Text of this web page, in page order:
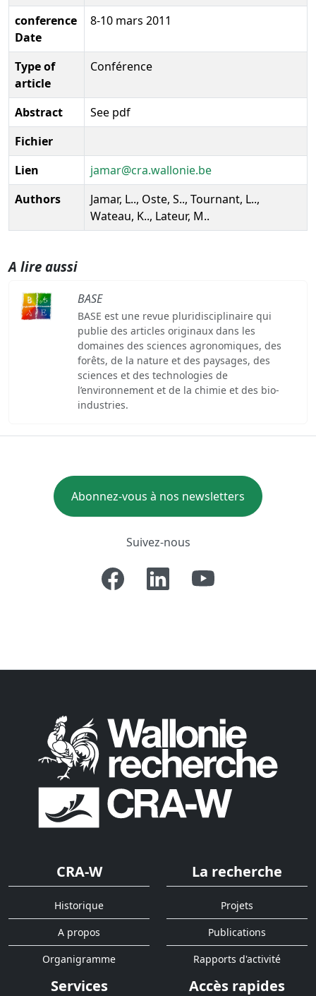
conference
Date
8-10 mars 2011
Type of
article
Conférence
Abstract
See pdf
Fichier
Lien
jamar@cra.wallonie.be
Authors
Jamar, L.., Oste, S.., Tournant, L..,
Wateau, K.., Lateur, M..
A lire aussi
BASE
BASE est une revue pluridisciplinaire qui
publie des articles originaux dans les
domaines des sciences agronomiques, des
forêts, de la nature et des paysages, des
sciences et des technologies de
l’environnement et de la chimie et des bio-
industries.
Abonnez-vous à nos newsletters
Suivez-nous
CRA-W
Historique
A propos
Organigramme
La recherche
Projets
Publications
Rapports d'activité
Services Accès rapides